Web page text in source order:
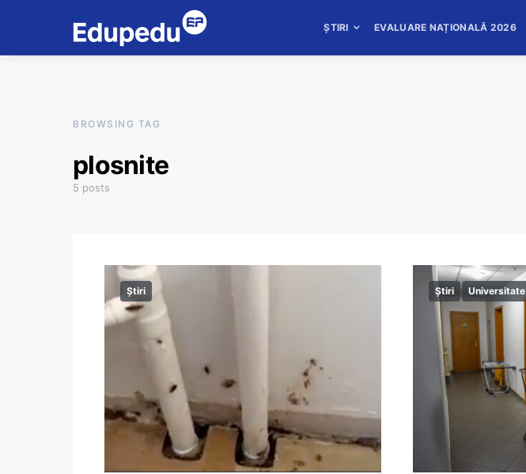
ȘTIRI EVALUARE NAȚIONALĂ 2026
BROWSING TAG
plosnite
5 posts
Știri Știri Universitate